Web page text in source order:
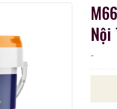
Nội
-